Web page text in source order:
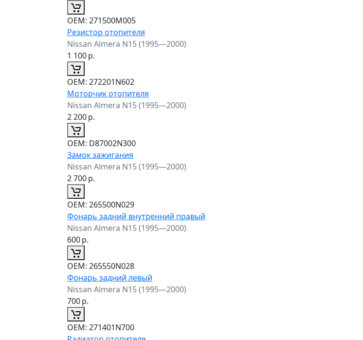
ОЕМ: 271500M005
Резистор отопителя
Nissan Almera N15 (1995—2000)
1 100р.
ОЕМ: 272201N602
Моторчик отопителя
Nissan Almera N15 (1995—2000)
2 200р.
ОЕМ: D87002N300
Замок зажигания
Nissan Almera N15 (1995—2000)
2 700р.
ОЕМ: 265500N029
Фонарь задний внутренний правый
Nissan Almera N15 (1995—2000)
600р.
ОЕМ: 265550N028
Фонарь задний левый
Nissan Almera N15 (1995—2000)
700р.
ОЕМ: 271401N700